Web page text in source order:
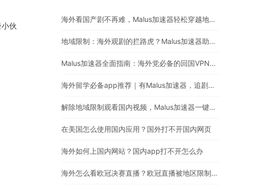
伙
海外看国产剧不再难，Malus加速器轻松穿越地理屏障
地域限制：海外观剧的拦路虎？Malus加速器助你一键突破
Malus加速器全面指南：海外党必备的回国VPN与追剧神器
海外留学必备app推荐｜有Malus加速器，追剧听歌游戏不用愁
解除地域限制观看国内视频，Malus加速器一键解决海外党烦恼
在美国怎么使用国内应用？国外打不开国内网页
海外如何上国内网站？国内app打不开怎么办
海外怎么看欧冠决赛直播？欧冠直播被地区限制？在国外怎么看国内视频